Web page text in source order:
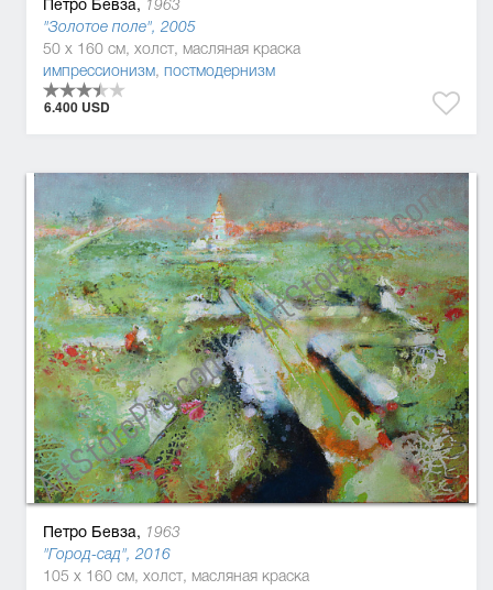
1963
"Золотое поле", 2005
50 x 160 см, холст, масляная краска
импрессионизм, постмодернизм
6.400 USD
Петро Бевза, 1963
"Город-сад", 2016
105 x 160 см, холст, масляная краска